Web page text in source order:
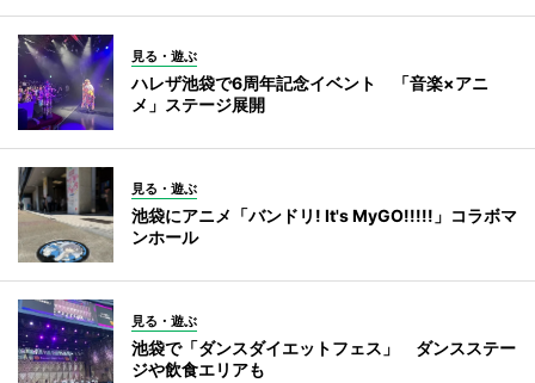
見る・遊ぶ
ハレザ池袋で6周年記念イベント 「音楽×アニ
メ」ステージ展開
見る・遊ぶ
池袋にアニメ「バンドリ! It's MyGO!!!!!」コラボマ
ンホール
見る・遊ぶ
池袋で「ダンスダイエットフェス」 ダンスステー
ジや飲食エリアも